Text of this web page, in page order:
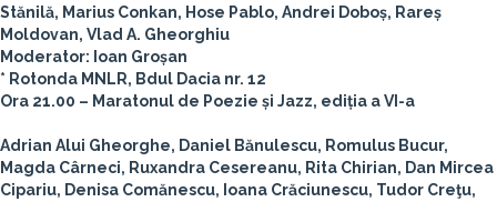
Stănilă, Marius Conkan, Hose Pablo, Andrei Doboș, Rareș
Moldovan, Vlad A. Gheorghiu
Moderator: Ioan Groșan
* Rotonda MNLR, Bdul Dacia nr. 12
Ora 21.00 – Maratonul de Poezie și Jazz, ediția a VI-a
Adrian Alui Gheorghe, Daniel Bănulescu, Romulus Bucur,
Magda Cârneci, Ruxandra Cesereanu, Rita Chirian, Dan Mircea
Cipariu, Denisa Comănescu, Ioana Crăciunescu, Tudor Creţu,